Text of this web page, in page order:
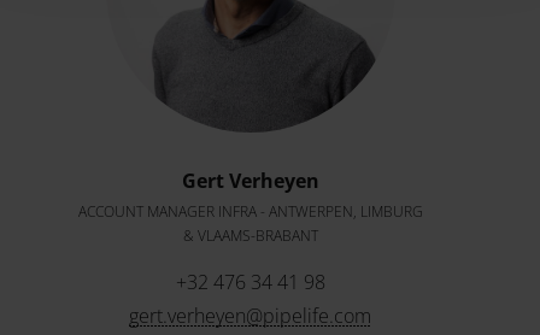
Gert Verheyen
ACCOUNT MANAGER INFRA - ANTWERPEN, LIMBURG
& VLAAMS-BRABANT
+32 476 34 41 98
gert.verheyen@pipelife.com